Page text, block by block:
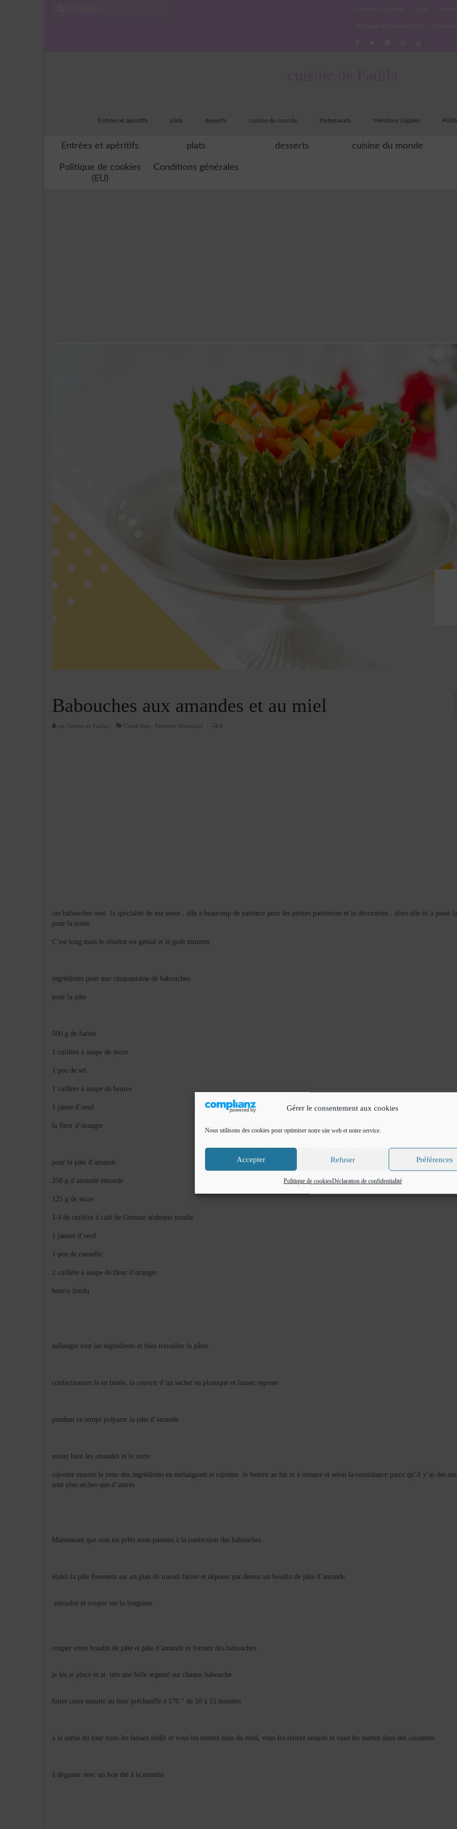
Gérer le consentement aux cookies
Nous utilisons des cookies pour optimiser notre site web et notre service.
Accepter Refuser Préférences
Politique de cookiesDéclaration de confidentialité
Entrées et apéritifs plats desserts cuisine du monde Partenariats Mentions Légales
Entrées et apéritifs plats desserts cuisine du monde
Politique de cookies
(EU)
Conditions générales
Babouches aux amandes et au miel
par Cuisine de Fadila Classé dans : Pâtisserie Marocaine 8
ces babouches sont la spécialité de ma soeur , elle a beaucoup de patience pour les petites patisseries et la décoration , alors elle m’a passé
pour la tester.
C’est long mais le résultat est génial et le goût mmmm
ingrédients pour une cinquantaine de babouches
pour la pâte
500 g de farine
1 cuillère à soupe de sucre
1 peu de sel
1 cuillère à soupe de beurre
1 jaune d’oeuf
la fleur d’oranger
pour la pâte d’amande
250 g d’amande émondé
125 g de sucre
1/4 de cuillère à café de Gomme arabique moulu
1 jaunes d’oeuf
1 peu de cannelle
2 cuillère à soupe de fleur d’oranger
beurre fondu
mélanger tout les ingrédients et bien travailler la pâtes
confectionnez la en boule, la couvrir d’un sachet en plastique et laisser reposer
pendant ce temps préparer la pâte d’amande
mixer bien les amandes et le sucre
rajouter ensuite le reste des ingrédients en mélangeant et rajouter le beurre au fur et à mesure et selon la consistance parce qu’il y’as des
sont plus sèches que d’autres
Maintenant que tout est prêts nous passons à la confection des babouches
étalez la pâte finement sur un plan de travail fariné et déposer par dessus un boudin de pâte d’amande
enroulez et couper sur la longueur
couper votre boudin de pâte et pâte d’amande et formez des babouches
je les ai pincé et ai mis une bille argenté sur chaque babouche
faites cuire ensuite au four préchauffé à 170 ° de 10 à 15 minutes
à la sortie du four vous les laissez tiédir et vous les mettez dans du miel, vous les retirez ensuite et vous les mettez dans des caissettes
à déguster avec un bon thé à la menthe